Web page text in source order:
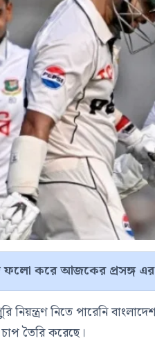
করে আজকের প্রসঙ্গ এর
নিতে পারেনি
তৈরি করেছে।